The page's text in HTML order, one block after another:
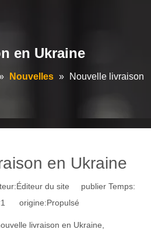
en Ukraine
Nouvelles »
Nouvelle livraison
en Ukraine
du site publier Temps:
origine:Propulsé
livraison en Ukraine,